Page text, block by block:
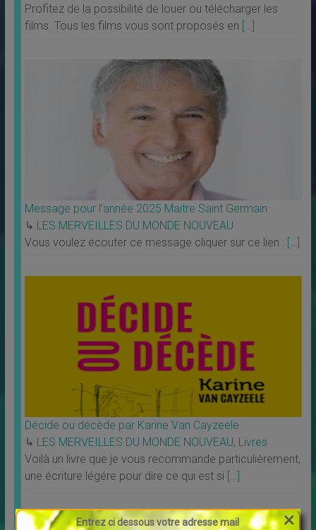
Profitez de la possibilité de louer ou télécharger les
films. Tous les films vous sont proposés en […]
Message pour l’année 2025 Maitre Saint Germain
↳ LES MERVEILLES DU MONDE NOUVEAU
Vous voulez écouter ce message cliquer sur ce lien : […]
Décide ou décède par Karine Van Cayzeele
↳ LES MERVEILLES DU MONDE NOUVEAU, Livres
Voilà un livre que je vous recommande particulièrement,
une écriture légére pour dire ce qui est si […]
Accédez à quelques infos DU
Entrez ci dessous votre adresse mail ×